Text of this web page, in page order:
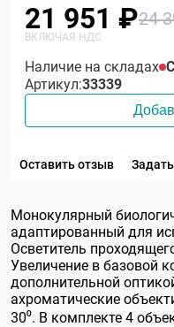
21 951 ₽24
Наличие на складах
Артикул:33339
Оставить отзыв
Монокулярный
адаптированный для
Осветитель
Увеличение в базовой
дополнительной
ахроматические
30⁰. В комплекте 4